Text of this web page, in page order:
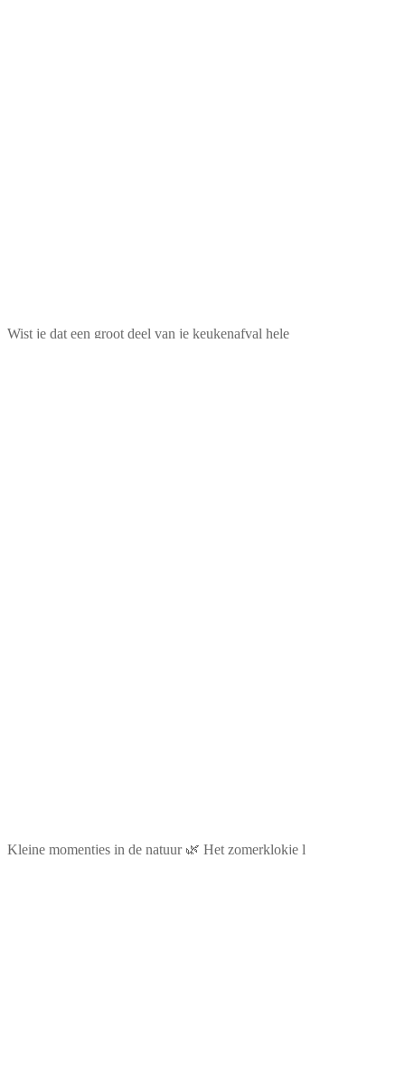
Wist je dat een groot deel van je keukenafval hele
Kleine momentjes in de natuur 🌿 Het zomerklokje l